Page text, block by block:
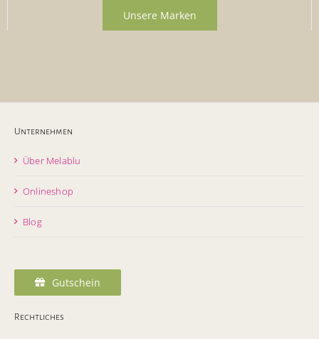
Unsere Marken
Unternehmen
Über Melablu
Onlineshop
Blog
Gutschein
Rechtliches